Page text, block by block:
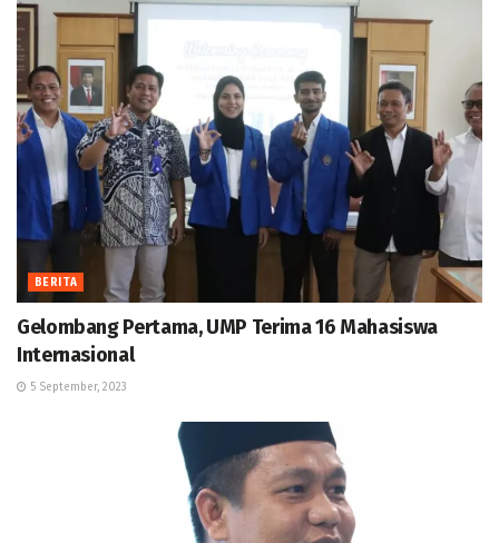
BERITA
Gelombang Pertama, UMP Terima 16 Mahasiswa
Internasional
5 September, 2023